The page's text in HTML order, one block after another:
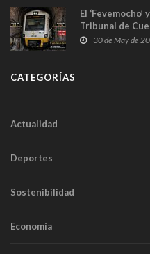
El
Tribunal de
sobrecoste de
30 de May de
CATEGORÍAS
Actualidad
Deportes
Sostenibilidad
Economía